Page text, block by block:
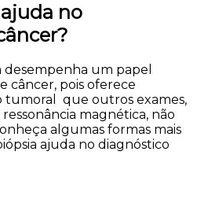
no
desempenha um papel
câncer, pois oferece
tumoral que outros exames,
magnética, não
algumas formas mais
ajuda no diagnóstico